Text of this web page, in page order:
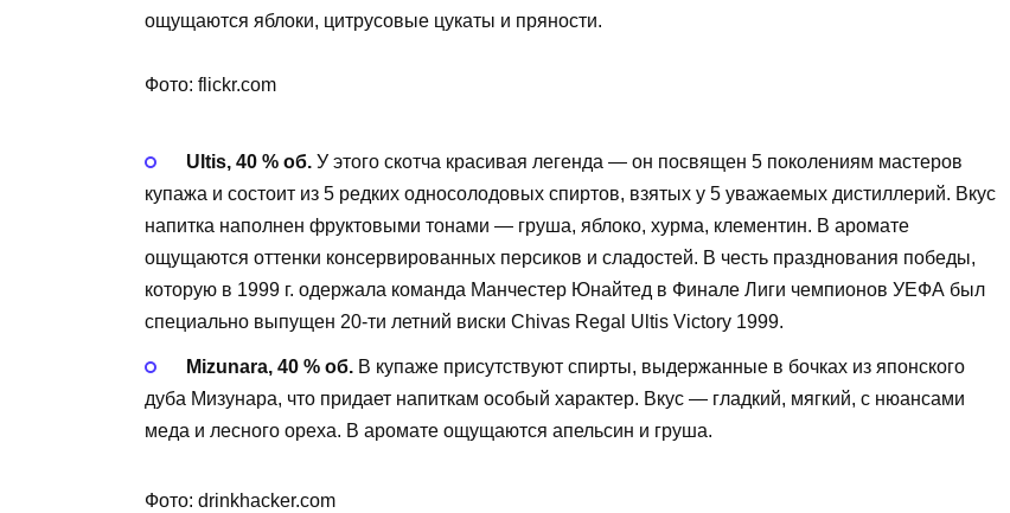
ощущаются яблоки, цитрусовые цукаты и пряности.
Фото: flickr.com
Ultis, 40 % об.У этого скотча красивая легенда — он посвящен 5 поколениям мастеров
купажа и состоит из 5 редких односолодовых спиртов, взятых у 5 уважаемых дистиллерий. Вкус
напитка наполнен фруктовыми тонами — груша, яблоко, хурма, клементин. В аромате
ощущаются оттенки консервированных персиков и сладостей. В честь празднования победы,
которую в 1999 г. одержала команда Манчестер Юнайтед в Финале Лиги чемпионов УЕФА был
специально выпущен 20-ти летний виски Chivas Regal Ultis Victory 1999.
Mizunara, 40 % об.В купаже присутствуют спирты, выдержанные в бочках из японского
дуба Мизунара, что придает напиткам особый характер. Вкус — гладкий, мягкий, с нюансами
меда и лесного ореха. В аромате ощущаются апельсин и груша.
Фото: drinkhacker.com